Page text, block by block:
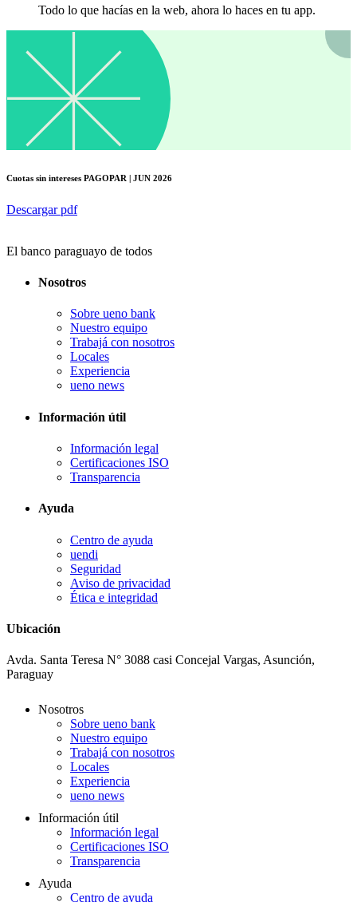
Todo lo que hacías en la web, ahora lo haces en tu app.
Cuotas sin intereses PAGOPAR | JUN 2026
Descargar pdf
El banco paraguayo de todos
Nosotros
Sobre ueno bank
Nuestro equipo
Trabajá con nosotros
Locales
Experiencia
ueno news
Información útil
Información legal
Certificaciones ISO
Transparencia
Ayuda
Centro de ayuda
uendi
Seguridad
Aviso de privacidad
Ética e integridad
Ubicación
Avda. Santa Teresa N° 3088 casi Concejal Vargas, Asunción,
Paraguay
Nosotros
Sobre ueno bank
Nuestro equipo
Trabajá con nosotros
Locales
Experiencia
ueno news
Información útil
Información legal
Certificaciones ISO
Transparencia
Ayuda
Centro de ayuda